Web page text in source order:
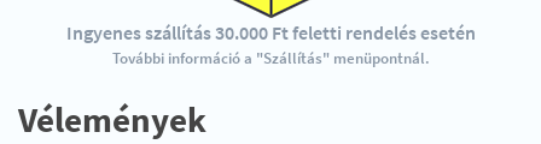
Ingyenes szállítás 30.000 Ft feletti rendelés esetén
További információ a "Szállítás" menüpontnál.
Vélemények